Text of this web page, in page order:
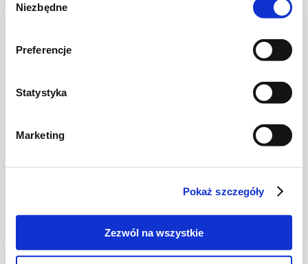
zgody
Niezbędne
Preferencje
Statystyka
Marketing
Pokaż szczegóły
Zezwól na wszystkie
Ciasto warstwowe z kremem i malinową
1 dzień 4954 kcal 20